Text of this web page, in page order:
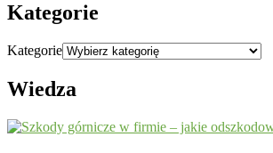
Kategorie
Kategorie
Wiedza